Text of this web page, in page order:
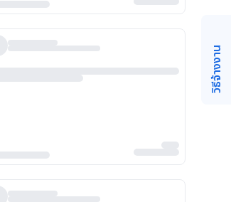
วิธีจ้างงาน